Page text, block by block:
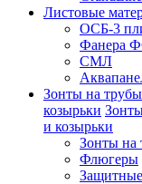
Листовые
ОСБ-3
Фанера
СМЛ
Зонты на
козырьки
и козырьки
Зонты на
Флюгеры